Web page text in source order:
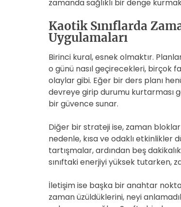
zamanda sağlıklı bir denge
Kaotik Sınıflarda
Uygulamaları
Birinci kural, esnek olmaktır.
o günü nasıl geçirecekleri, birçok
olaylar gibi. Eğer bir ders planı
devreye girip durumu kurtarması
bir güvence sunar.
Diğer bir strateji ise, zaman
nedenle, kısa ve odaklı etkinlikler
tartışmalar, ardından beş
sınıftaki enerjiyi yüksek tutarken,
İletişim ise başka bir anahtar
zaman üzüldüklerini, neyi